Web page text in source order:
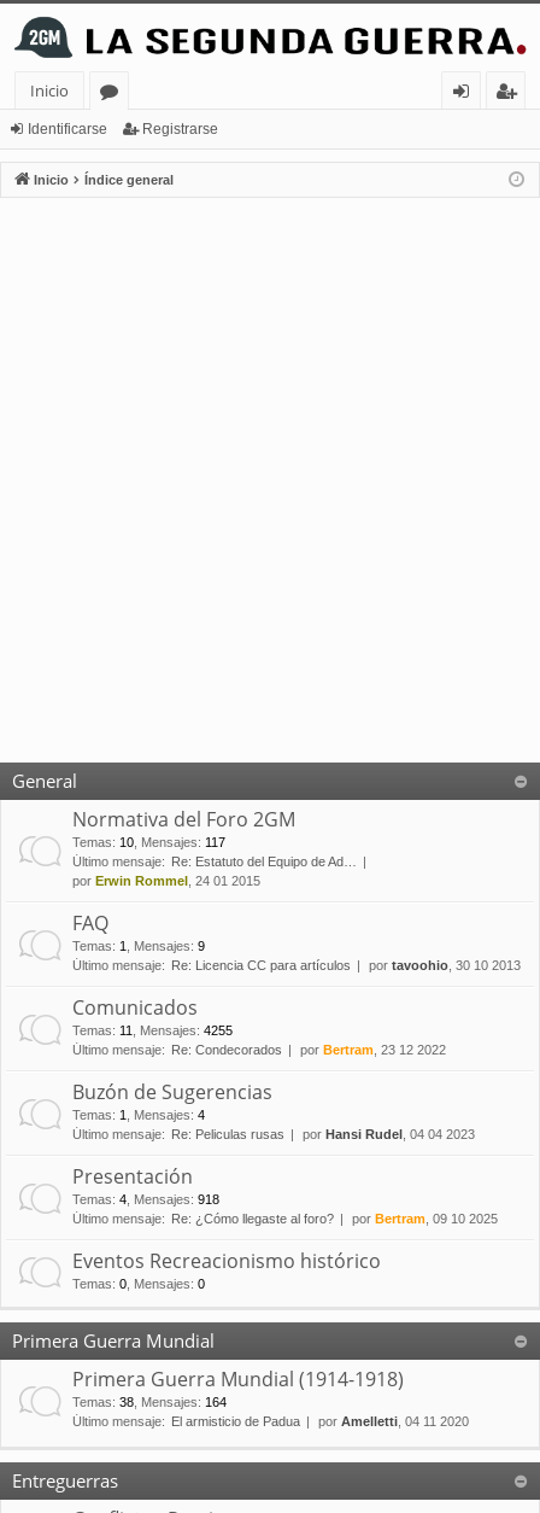
Inicio
or
os
nt
ifi
ist
ra
Identificarse Registrarse
Inicio Índice general
General
Normativa del Foro 2GM
Temas: 10 Mensajes: 117
Último mensaje:
Re: Estatuto del Equipo de Ad…
por Erwin Rommel , 24 01 2015
FAQ
Temas: 1 Mensajes: 9
Último mensaje:
Re: Licencia CC para artículos por tavoohio , 30 10 2013
Comunicados
Temas: 11 Mensajes: 4255
Último mensaje:
Re: Condecorados por Bertram , 23 12 2022
Buzón de Sugerencias
Temas: 1 Mensajes: 4
Último mensaje:
Re: Peliculas rusas por Hansi Rudel , 04 04 2023
Presentación
Temas: 4 Mensajes: 918
Último mensaje:
Re: ¿Cómo llegaste al foro? por Bertram , 09 10 2025
Eventos Recreacionismo histórico
Temas: 0 Mensajes: 0
Primera Guerra Mundial
Primera Guerra Mundial (1914-1918)
Temas: 38 Mensajes: 164
Último mensaje:
El armisticio de Padua por Amelletti , 04 11 2020
Entreguerras